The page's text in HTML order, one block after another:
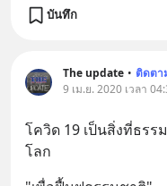
บันทึก
The update • ติดตา
9 เม.ย. 2020 เวลา
โควิด 19 เป็นสิ่งที่ธร
โลก